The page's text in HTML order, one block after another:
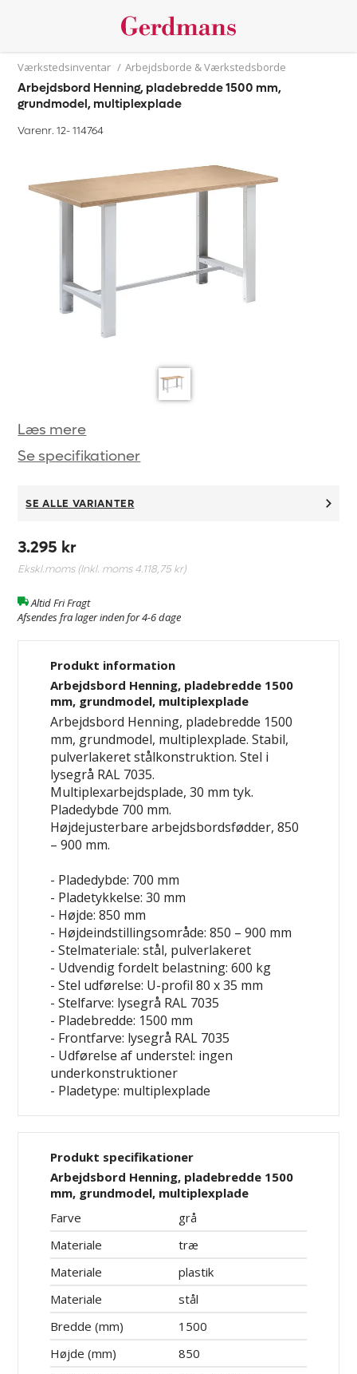
Værkstedsinventar / Arbejdsborde & Værkstedsborde
Arbejdsbord Henning, pladebredde 1500 mm,
grundmodel, multiplexplade
Varenr. 12-114764
Læs mere
Se specifikationer
SE ALLE VARIANTER
3.295 kr
Ekskl.moms (Inkl. moms4.118,75 kr)
Altid Fri Fragt
Afsendes fra lager inden for 4-6 dage
Produkt information
Arbejdsbord Henning, pladebredde 1500
mm, grundmodel, multiplexplade
Arbejdsbord Henning, pladebredde 1500
mm, grundmodel, multiplexplade. Stabil,
pulverlakeret stålkonstruktion. Stel i
lysegrå RAL 7035.
Multiplexarbejdsplade, 30 mm tyk.
Pladedybde 700 mm.
Højdejusterbare arbejdsbordsfødder, 850
– 900 mm.
- Pladedybde: 700 mm
- Pladetykkelse: 30 mm
- Højde: 850 mm
- Højdeindstillingsområde: 850 – 900 mm
- Stelmateriale: stål, pulverlakeret
- Udvendig fordelt belastning: 600 kg
- Stel udførelse: U-profil 80 x 35 mm
- Stelfarve: lysegrå RAL 7035
- Pladebredde: 1500 mm
- Frontfarve: lysegrå RAL 7035
- Udførelse af understel: ingen
underkonstruktioner
- Pladetype: multiplexplade
Produkt specifikationer
Arbejdsbord Henning, pladebredde 1500
mm, grundmodel, multiplexplade
Farve
grå
Materiale
træ
Materiale
plastik
Materiale
stål
Bredde (mm)
1500
Højde (mm)
850